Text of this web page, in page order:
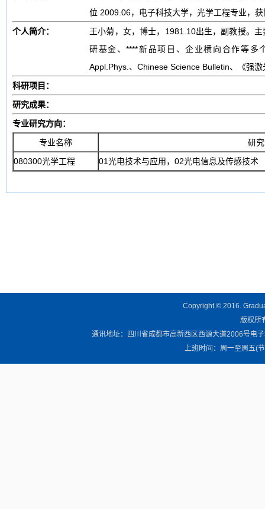
位 2009.06，电子科技大学，光学工程专业，
个人简介：
王小菊，女，博士，1981.10出生，副教授。
研基金、****新品项目、企业横向合作等多
Appl.Phys.、Chinese Science Bulletin、《强
科研项目：
研究成果：
专业研究方向：
专业名称
研
080300光学工程
01光电技术与应用，02光电信息及传感技术
Copyright © 2016.
版权所
通讯地址：四川省成都市高新西区西源大道2006号电
上班时间：周一至周五(